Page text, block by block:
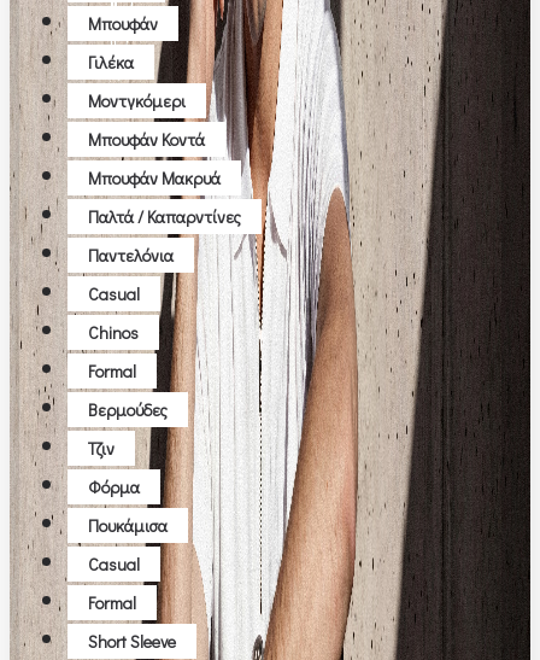
Μπουφάν
Γιλέκα
Μοντγκόμερι
Μπουφάν Κοντά
Μπουφάν Μακρυά
Παλτά / Καπαρντίνες
Παντελόνια
Casual
Chinos
Formal
Βερμούδες
Τζιν
Φόρμα
Πουκάμισα
Casual
Formal
Short Sleeve